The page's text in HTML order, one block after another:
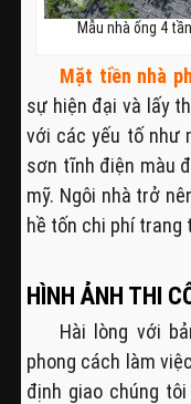
Mẫu nhà ống 4
Mặt tiền nhà
sự hiện đại và lấy
với các yếu tố như
sơn tĩnh điện màu
mỹ. Ngôi nhà trở
hề tốn chi phí trang
HÌNH ẢNH THI
Hài lòng với
phong cách làm
định giao chúng